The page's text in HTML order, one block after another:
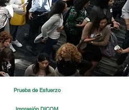
Prueba de Esfuerzo